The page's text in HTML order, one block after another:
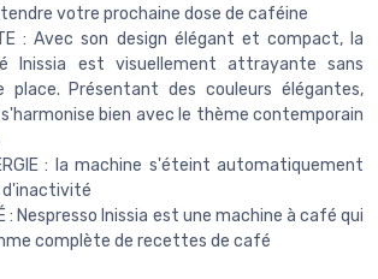
votre prochaine dose de caféine
: Avec son design élégant et compact, la
Inissia est visuellement attrayante sans
place. Présentant des couleurs élégantes,
bien avec le thème contemporain
: la machine s'éteint automatiquement
d'inactivité
: Nespresso Inissia est une machine à café qui
complète de recettes de café